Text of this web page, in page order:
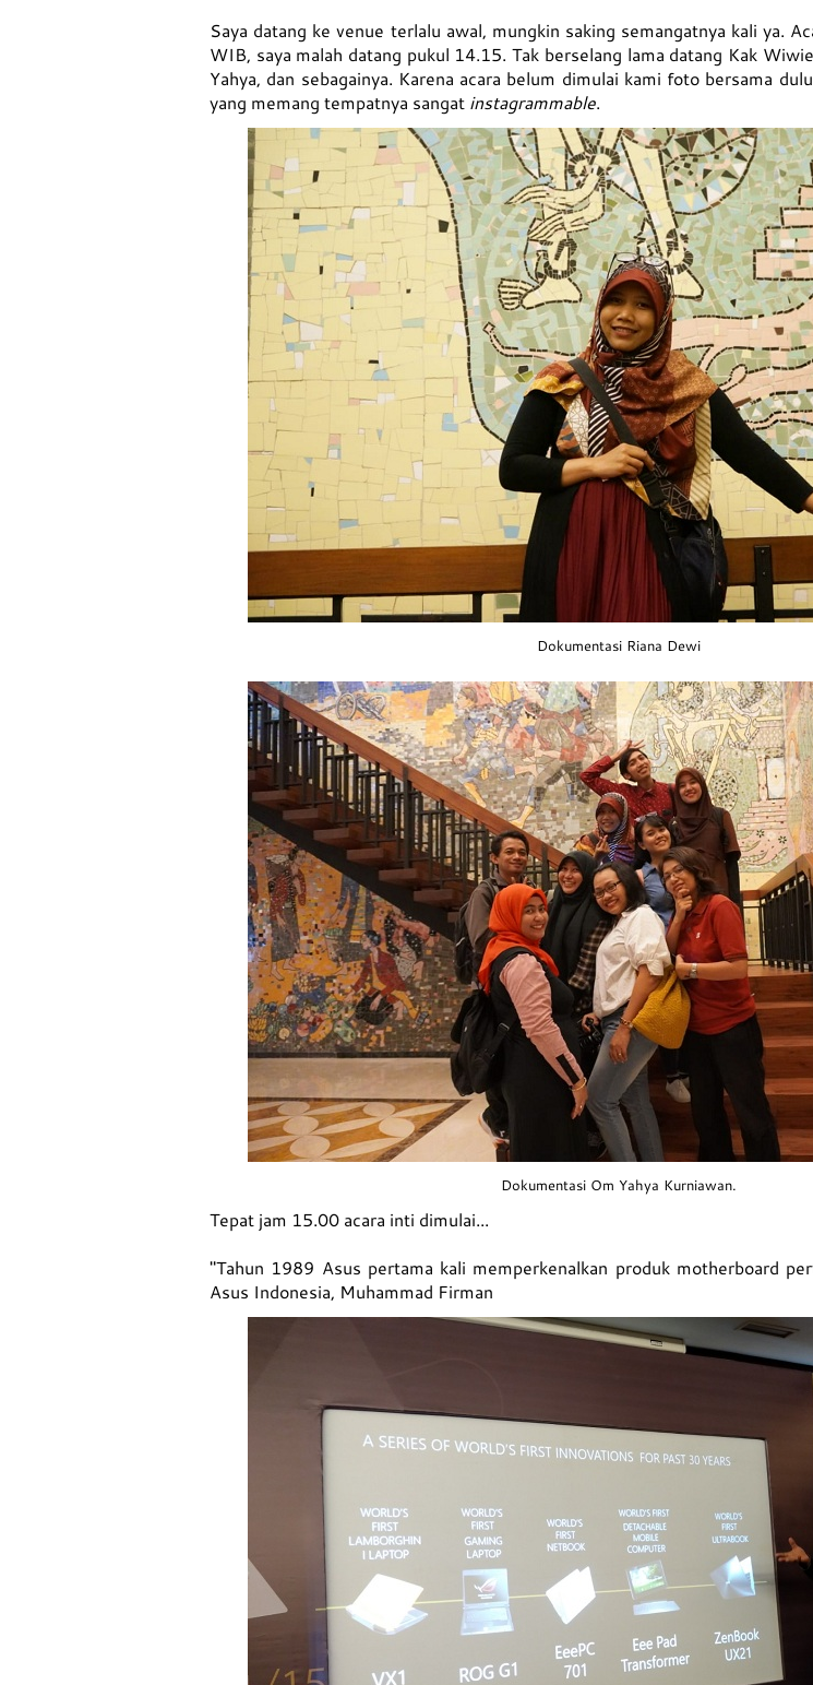
Saya datang ke venue terlalu awal, mungkin saking semangatnya kali ya.
WIB, saya malah datang pukul 14.15. Tak berselang lama datang Kak
Yahya, dan sebagainya. Karena acara belum dimulai kami foto bersama
yang memang tempatnya sangat instagrammable.
Dokumentasi Riana Dewi
Dokumentasi Om Yahya Kurniawan.
Tepat jam 15.00 acara inti dimulai...
"Tahun 1989 Asus pertama kali memperkenalkan produk motherboard
Asus Indonesia, Muhammad Firman